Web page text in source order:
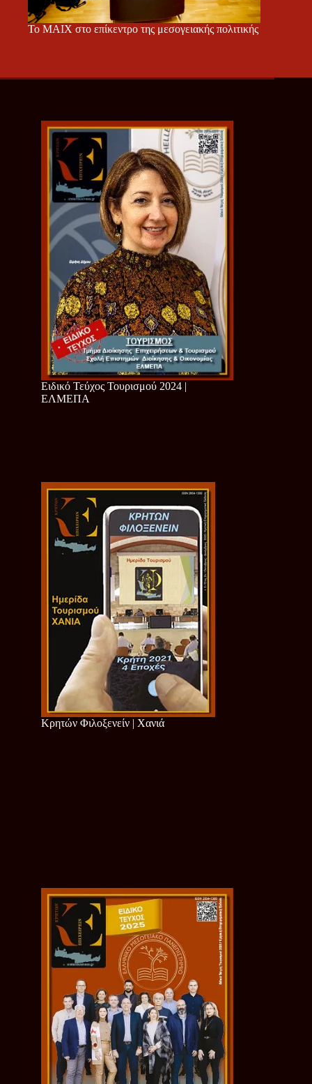
Το ΜΑΙΧ στο επίκεντρο της μεσογειακής πολιτικής
Ειδικό Τεύχος Τουρισμού 2024 |
ΕΛΜΕΠΑ
Κρητών Φιλοξενείν | Χανιά